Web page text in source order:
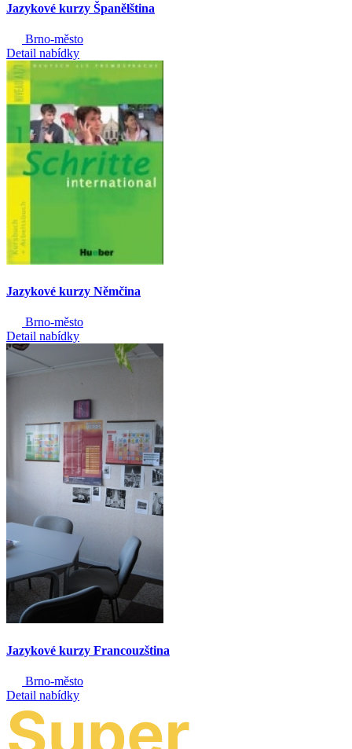
Jazykové kurzy Španělština
Brno-město
Detail nabídky
Jazykové kurzy Němčina
Brno-město
Detail nabídky
Jazykové kurzy Francouzština
Brno-město
Detail nabídky